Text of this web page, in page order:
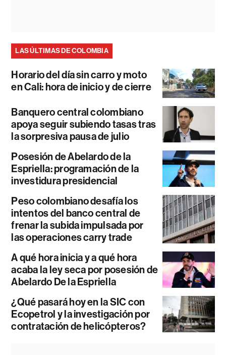
LAS ÚLTIMAS DE COLOMBIA
Horario del día sin carro y moto
en Cali: hora de inicio y de cierre
Banquero central colombiano
apoya seguir subiendo tasas tras
la sorpresiva pausa de julio
Posesión de Abelardo de la
Espriella: programación de la
investidura presidencial
Peso colombiano desafía los
intentos del banco central de
frenar la subida impulsada por
las operaciones carry trade
A qué hora inicia y a qué hora
acaba la ley seca por posesión de
Abelardo De la Espriella
¿Qué pasará hoy en la SIC con
Ecopetrol y la investigación por
contratación de helicópteros?